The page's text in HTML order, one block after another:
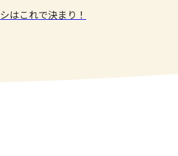
はこれで決まり！